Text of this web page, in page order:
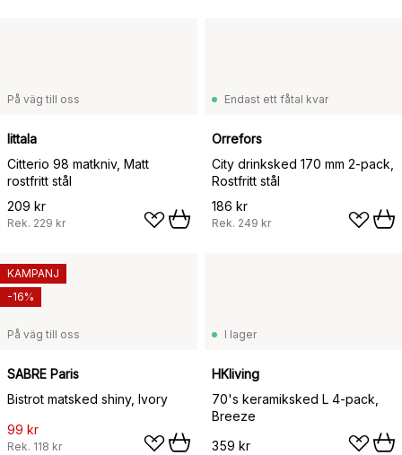
På väg till oss
Iittala
Citterio 98 matkniv, Matt
rostfritt stål
209 kr
Rek. 229 kr
Endast ett fåtal kvar
Orrefors
City drinksked 170 mm 2-pack,
Rostfritt stål
186 kr
Rek. 249 kr
På väg till oss
SABRE Paris
Bistrot matsked shiny, Ivory
99 kr
Rek. 118 kr
KAMPANJ
-16%
I lager
HKliving
70's keramiksked L 4-pack,
Breeze
359 kr